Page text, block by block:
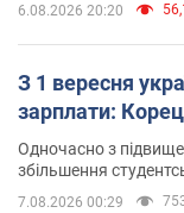
6.08.2026 20:20
З 1 вересня
зарплати:
Одночасно з
збільшення
7.08.2026 00:29